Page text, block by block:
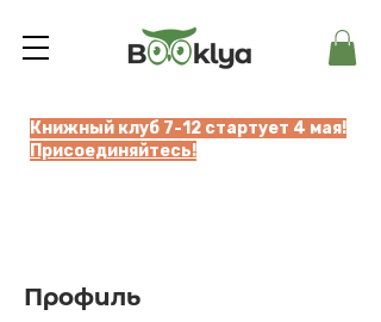
Книжный клуб 7-12 стартует 4 мая!
Присоединяйтесь!
Профиль